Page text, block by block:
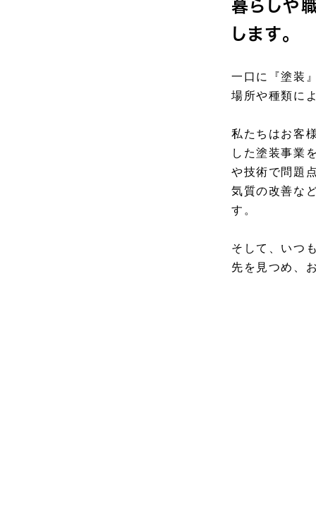
暮らしや
します。
一口に『塗装
場所や種類に
私たちはお客
した塗装事業
や技術で問題
気質の改善な
す。
そして、いつ
先を見つめ、